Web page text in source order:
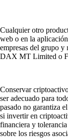
Cualquier otro
web o en la aplicación
empresas del grupo y
DAX MT Limited o
Conservar
ser adecuado para
pasado no garantiza
si invertir en
financiera y
sobre los riesgos